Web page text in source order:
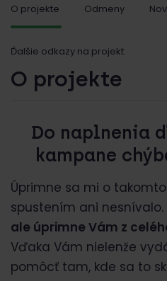
O projekte Odmeny
Ďalšie odkazy na projekt:
O projekte
Do naplnenia
kampane
Úprimne sa mi o
spustením ani nesnívalo.
ale úprimne Vám z
Vďaka Vám nielenže
pomôcť tam, kde sa to